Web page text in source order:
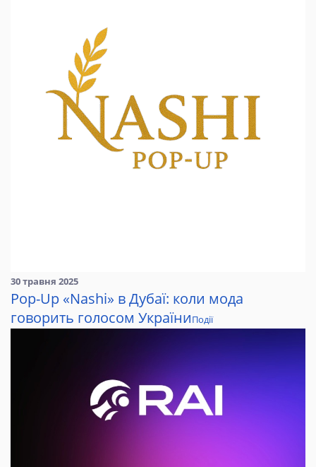
30 травня 2025
Pop-Up «Nashi» в Дубаї: коли мода
говорить голосом УкраїниПодії